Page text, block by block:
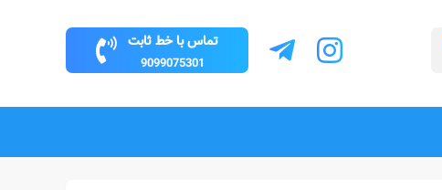
تماس با خط ثابت
9099075301